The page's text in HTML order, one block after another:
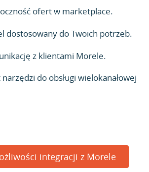
ofert w marketplace.
dostosowany do Twoich potrzeb.
z klientami Morele.
narzędzi do obsługi wielokanałowej
integracji z Morele